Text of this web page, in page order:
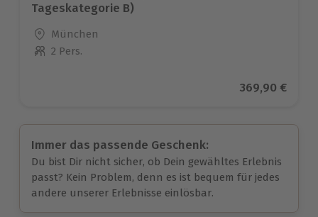
Tageskategorie B)
Standort
München
Anzahl der Teilnehmer
2 Pers.
Aktueller
369,90 €
Immer das passende Geschenk:
Du bist Dir nicht sicher, ob Dein gewähltes Erlebnis
passt? Kein Problem, denn es ist bequem für jedes
andere unserer Erlebnisse einlösbar.